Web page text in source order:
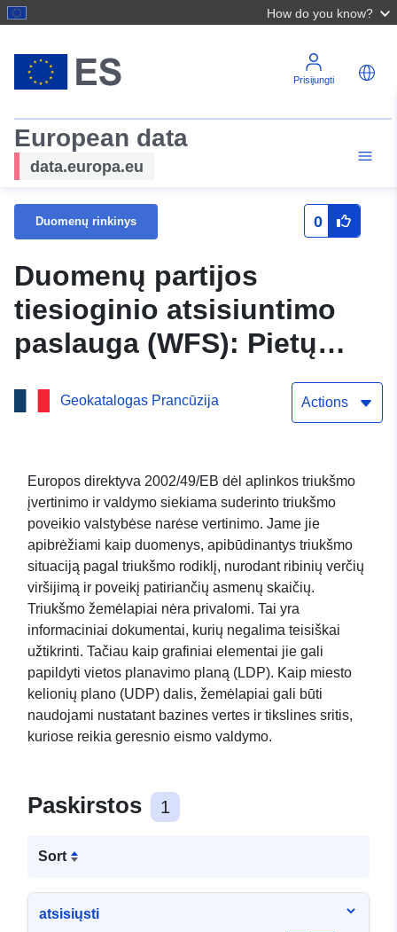
How do you know?
Prisijungti
European data
data.europa.eu
Duomenų rinkinys 0
Duomenų partijos
tiesioginio atsisiuntimo
paslauga (WFS): Pietų
triukšmo žemėlapių lentelė
Geokatalogas Prancūzija Actions
Europos direktyva 2002/49/EB dėl aplinkos triukšmo
įvertinimo ir valdymo siekiama suderinto triukšmo
poveikio valstybėse narėse vertinimo. Jame jie
apibrėžiami kaip duomenys, apibūdinantys triukšmo
situaciją pagal triukšmo rodiklį, nurodant ribinių verčių
viršijimą ir poveikį patiriančių asmenų skaičių.
Triukšmo žemėlapiai nėra privalomi. Tai yra
informaciniai dokumentai, kurių negalima teisiškai
užtikrinti. Tačiau kaip grafiniai elementai jie gali
papildyti vietos planavimo planą (LDP). Kaip miesto
kelionių plano (UDP) dalis, žemėlapiai gali būti
naudojami nustatant bazines vertes ir tikslines sritis,
kuriose reikia geresnio eismo valdymo.
Paskirstos 1
Sort
atsisiųsti